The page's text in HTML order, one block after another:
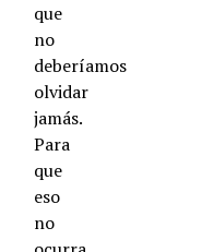
que
no
deberíamos
olvidar
jamás.
Para
que
eso
no